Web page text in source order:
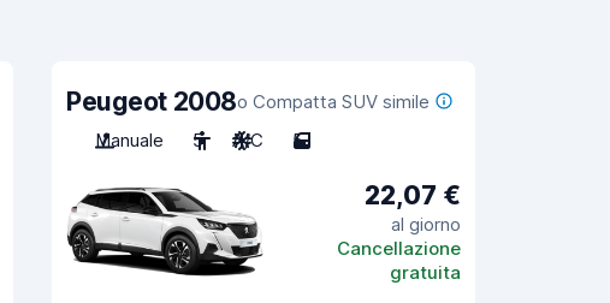
Peugeot 2008o Compatta SUV simile
Manuale
5 A/C 5
22,07 €
al giorno
Cancellazione
gratuita